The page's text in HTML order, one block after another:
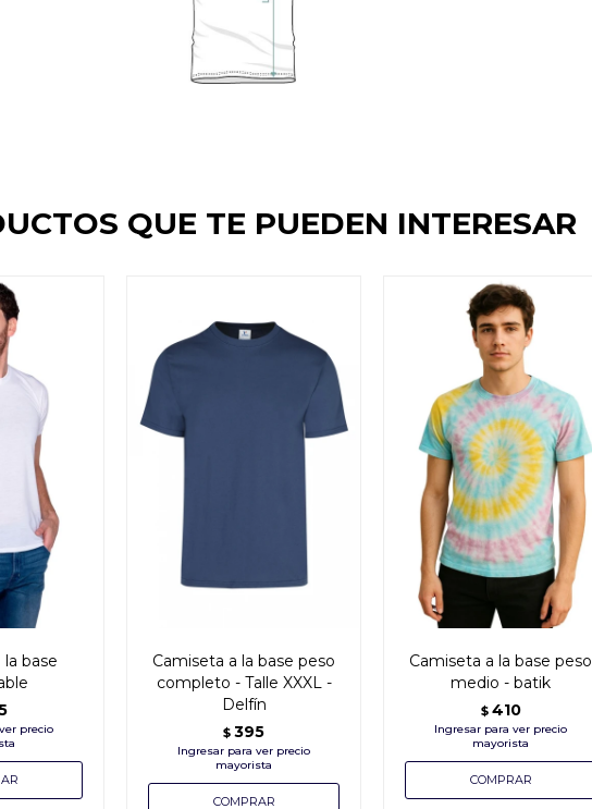
QUE TE PUEDEN INTERESAR
base
Camiseta a la base peso
completo - Talle XXXL -
Delfín
$ 395
Camiseta a la base peso
medio - batik
$ 410